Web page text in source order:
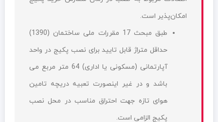
امکان‌پذیر است.
طبق مبحث 17 مقررات ملی ساختمان (1390)
حداقل متراژ قابل تایید برای نصب پکیج در واحد
آپارتمانی (مسکونی یا اداری) 64 متر مربع می
باشد و در غیر اینصورت تعبیه دریچه تامین
هوای تازه جهت احتراق مناسب در محل نصب
پکیج الزامی است.